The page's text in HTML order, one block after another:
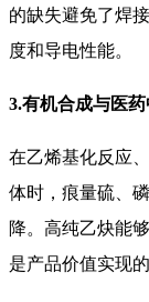
的缺失避免了焊
度和导电性能。
3.有机合成与医
在乙烯基化反应
体时，痕量硫、
降。高纯乙炔能
是产品价值实现